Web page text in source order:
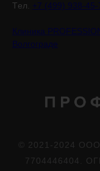
Tел. +7 (499) 938-45-
Клиника
Волгограде
© 2021-2024
7704446404.